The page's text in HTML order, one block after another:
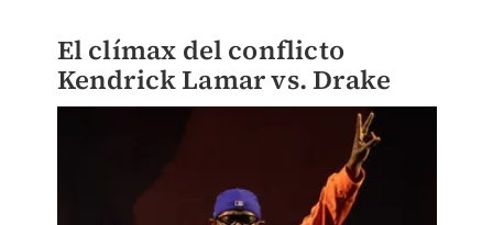
El clímax del conflicto
Kendrick Lamar vs. Drake